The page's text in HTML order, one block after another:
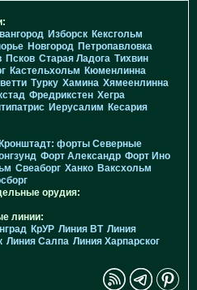
Изборск Кексгольм
Новгород Петропавловка
Псков Старая Ладога Тихвин
Кастельхольм Кюменлинна
Турку Хамина Хямеенлинна
Фредрикстен Хегра
Иерусалим Кесария
форты Северные
Форт Александр Форт Ино
Свеаборг Ханко Ваксхольм
орудия:
линии:
КрУР Линия ВТ Линия
Линия Салпа Линия Харпарског